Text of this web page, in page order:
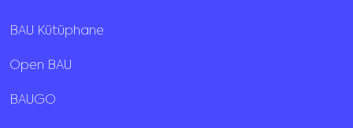
BAU Kütüphane
Open BAU
BAUGO